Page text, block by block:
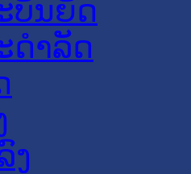
ບັນຍັດ
ດໍາລັດ
ງ